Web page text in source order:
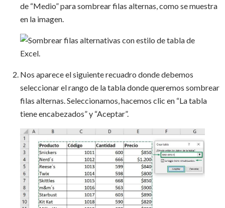
de “Medio” para sombrear filas alternas, como se muestra
en la imagen.
Nos aparece el siguiente recuadro donde debemos
seleccionar el rango de la tabla donde queremos sombrear
filas alternas. Seleccionamos, hacemos clic en “La tabla
tiene encabezados” y “Aceptar”.